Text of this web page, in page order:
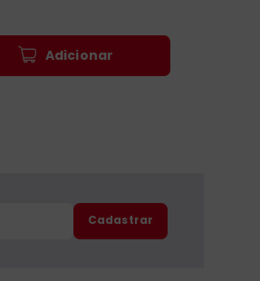
Adicionar
Cadastrar